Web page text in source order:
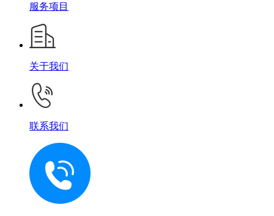
服务项目
关于我们
联系我们